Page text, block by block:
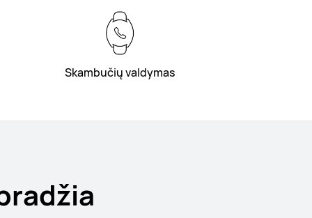
Skambučių valdymas